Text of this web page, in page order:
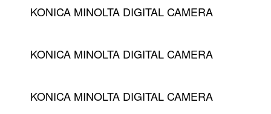
KONICA MINOLTA DIGITAL CAMERA
KONICA MINOLTA DIGITAL CAMERA
KONICA MINOLTA DIGITAL CAMERA